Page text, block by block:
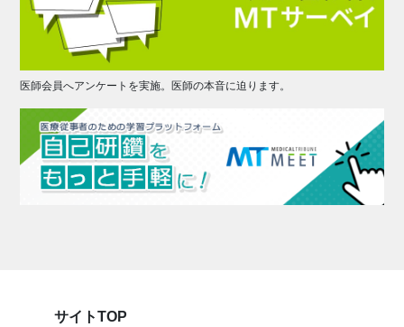
医師会員へアンケートを実施。医師の本音に迫ります。
サイトTOP